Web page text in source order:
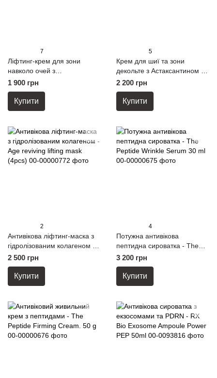
7
Ліфтинг-крем для зони
навколо очей з
Астаксантином - Age
Reviving Lifting Eye Cream 20
ml
1 900 грн
Купити
5
Крем для шиї та зони
декольте з Астаксантином -
Age Reviving Advanced Neck
Cream A4 40 ml
2 200 грн
Купити
2
Антивікова ліфтинг-маска з
гідролізованим колагеном -
Age reviving lifting mask
(4pcs)
2 500 грн
Купити
4
Потужна антивікова
пептидна сироватка - The
Peptide Wrinkle Serum 30 ml
3 200 грн
Купити